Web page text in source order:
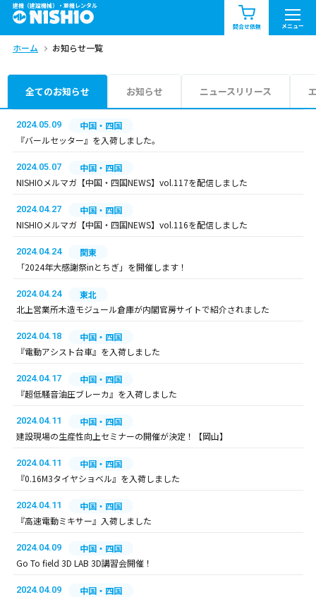
建機（建設機械）・重機レンタル
問合せ依頼 メニュー
商品一覧 お知らせ一覧
問合せ依頼リスト
エリア情報を見る
ホーム お知らせ一覧
全てのお知らせ お知らせ ニュースリリース
2024.05.09
中国・四国
『バールセッター』を入荷しました。
2024.05.07
中国・四国
NISHIOメルマガ【中国・四国NEWS】vol.117を配信しました
2024.04.27
中国・四国
NISHIOメルマガ【中国・四国NEWS】vol.116を配信しました
2024.04.24
関東
「2024年大感謝祭inとちぎ」を開催します！
2024.04.24
東北
北上営業所木造モジュール倉庫が内閣官房サイトで紹介されました
2024.04.18
中国・四国
『電動アシスト台車』を入荷しました
2024.04.17
中国・四国
『超低騒音油圧ブレーカ』を入荷しました
2024.04.11
中国・四国
建設現場の生産性向上セミナーの開催が決定！【岡山】
2024.04.11
中国・四国
『0.16M3タイヤショベル』を入荷しました
2024.04.11
中国・四国
『高速電動ミキサー』入荷しました
2024.04.09
中国・四国
Go To field 3D LAB 3D講習会開催！
2024.04.09
中国・四国